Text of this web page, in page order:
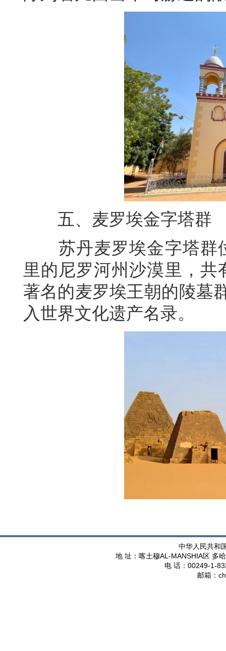
五、 麦罗埃金字塔群
苏丹麦罗埃金字塔群
里的尼罗河州沙漠里，共
著名的麦罗埃王朝的陵墓
入世界文化遗产名录。
中华人民共和
地 址：喀土穆AL-MANSHIA区 多
电 话： 00249-1-
邮箱：